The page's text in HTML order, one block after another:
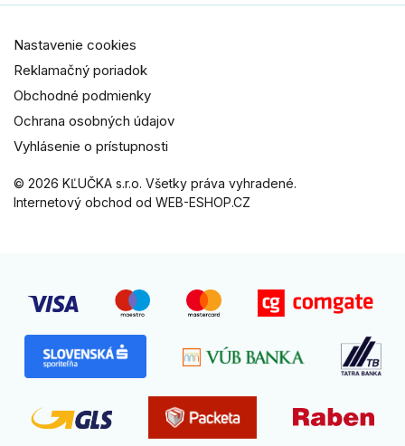
© 2026 KĽUČKA s.r.o. Všetky práva vyhradené.
Internetový obchod od WEB-ESHOP.CZ
Nastavenie cookies
Reklamačný poriadok
Obchodné podmienky
Ochrana osobných údajov
Vyhlásenie o prístupnosti